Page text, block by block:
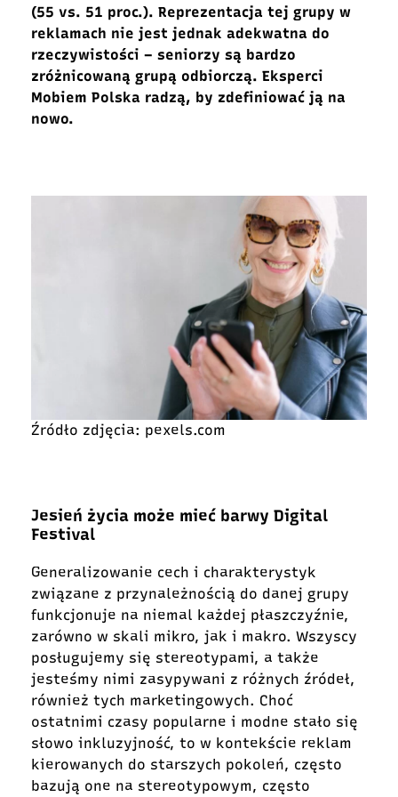
(55 vs. 51 proc.). Reprezentacja tej grupy w
reklamach nie jest jednak adekwatna do
rzeczywistości – seniorzy są bardzo
zróżnicowaną grupą odbiorczą. Eksperci
Mobiem Polska radzą, by zdefiniować ją na
nowo.
Źródło zdjęcia: pexels.com
Jesień życia może mieć barwy Digital
Festival
Generalizowanie cech i charakterystyk
związane z przynależnością do danej grupy
funkcjonuje na niemal każdej płaszczyźnie,
zarówno w skali mikro, jak i makro. Wszyscy
posługujemy się stereotypami, a także
jesteśmy nimi zasypywani z różnych źródeł,
również tych marketingowych. Choć
ostatnimi czasy popularne i modne stało się
słowo inkluzyjność, to w kontekście reklam
kierowanych do starszych pokoleń, często
bazują one na stereotypowym, często